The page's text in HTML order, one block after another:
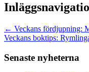
← Veckans fördjupning:
Veckans boktips:
Senaste nyheterna